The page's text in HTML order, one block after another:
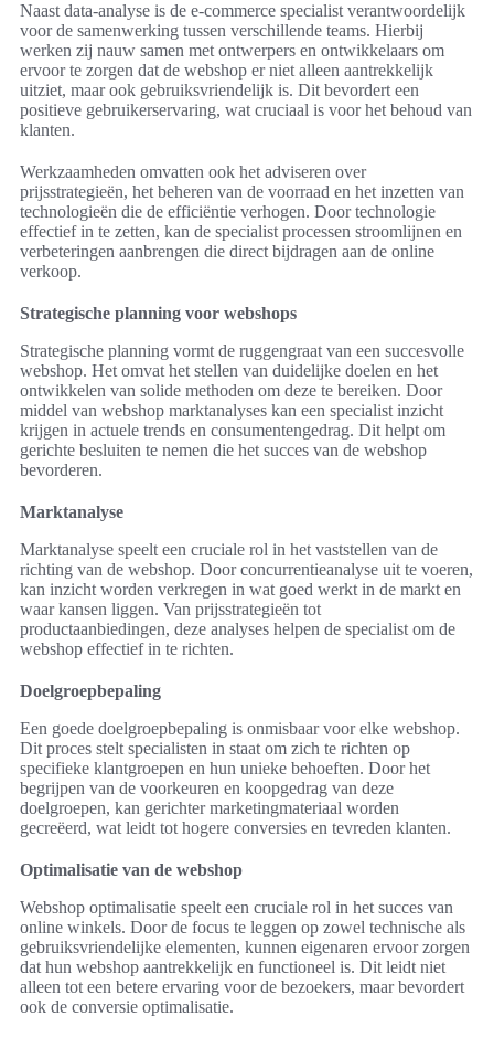
Naast data-analyse is de e-commerce specialist verantwoordelijk
voor de samenwerking tussen verschillende teams. Hierbij
werken zij nauw samen met ontwerpers en ontwikkelaars om
ervoor te zorgen dat de webshop er niet alleen aantrekkelijk
uitziet, maar ook gebruiksvriendelijk is. Dit bevordert een
positieve gebruikerservaring, wat cruciaal is voor het behoud van
klanten.
Werkzaamheden omvatten ook het adviseren over
prijsstrategieën, het beheren van de voorraad en het inzetten van
technologieën die de efficiëntie verhogen. Door technologie
effectief in te zetten, kan de specialist processen stroomlijnen en
verbeteringen aanbrengen die direct bijdragen aan de online
verkoop.
Strategische planning voor webshops
Strategische planning vormt de ruggengraat van een succesvolle
webshop. Het omvat het stellen van duidelijke doelen en het
ontwikkelen van solide methoden om deze te bereiken. Door
middel van webshop marktanalyses kan een specialist inzicht
krijgen in actuele trends en consumentengedrag. Dit helpt om
gerichte besluiten te nemen die het succes van de webshop
bevorderen.
Marktanalyse
Marktanalyse speelt een cruciale rol in het vaststellen van de
richting van de webshop. Door concurrentieanalyse uit te voeren,
kan inzicht worden verkregen in wat goed werkt in de markt en
waar kansen liggen. Van prijsstrategieën tot
productaanbiedingen, deze analyses helpen de specialist om de
webshop effectief in te richten.
Doelgroepbepaling
Een goede doelgroepbepaling is onmisbaar voor elke webshop.
Dit proces stelt specialisten in staat om zich te richten op
specifieke klantgroepen en hun unieke behoeften. Door het
begrijpen van de voorkeuren en koopgedrag van deze
doelgroepen, kan gerichter marketingmateriaal worden
gecreëerd, wat leidt tot hogere conversies en tevreden klanten.
Optimalisatie van de webshop
Webshop optimalisatie speelt een cruciale rol in het succes van
online winkels. Door de focus te leggen op zowel technische als
gebruiksvriendelijke elementen, kunnen eigenaren ervoor zorgen
dat hun webshop aantrekkelijk en functioneel is. Dit leidt niet
alleen tot een betere ervaring voor de bezoekers, maar bevordert
ook de conversie optimalisatie.